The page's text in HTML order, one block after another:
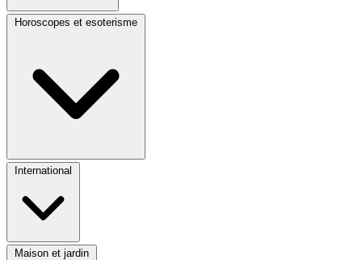
Horoscopes et esoterisme
International
Maison et jardin